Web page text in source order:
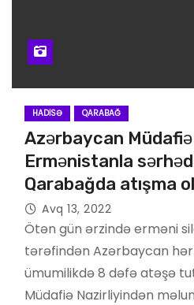
HADISƏ QARABAĞ
Azərbaycan
Ermənistanla
Qarabağda atışma
Avq 13, 2022
Ötən gün ərzində erməni
tərəfindən Azərbaycan
ümumilikdə 8 dəfə atəşə
Müdafiə Nazirliyindən